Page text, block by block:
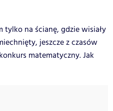
tylko na ścianę, gdzie wisiały
jeszcze z czasów
matematyczny. Jak